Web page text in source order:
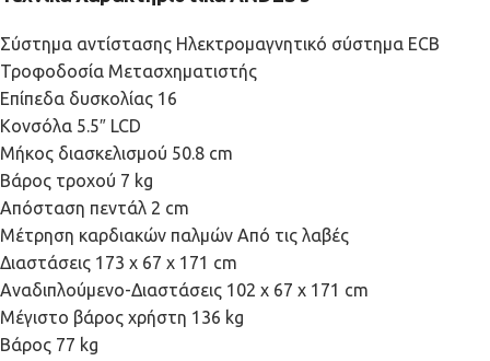
Σύστημα αντίστασης Ηλεκτρομαγνητικό σύστημα ECB
Τροφοδοσία Μετασχηματιστής
Επίπεδα δυσκολίας 16
Κονσόλα 5.5″ LCD
Μήκος διασκελισμού 50.8 cm
Βάρος τροχού 7 kg
Απόσταση πεντάλ 2 cm
Μέτρηση καρδιακών παλμών Από τις λαβές
Διαστάσεις 173 x 67 x 171 cm
Αναδιπλούμενο-Διαστάσεις 102 x 67 x 171 cm
Μέγιστο βάρος χρήστη 136 kg
Βάρος 77 kg